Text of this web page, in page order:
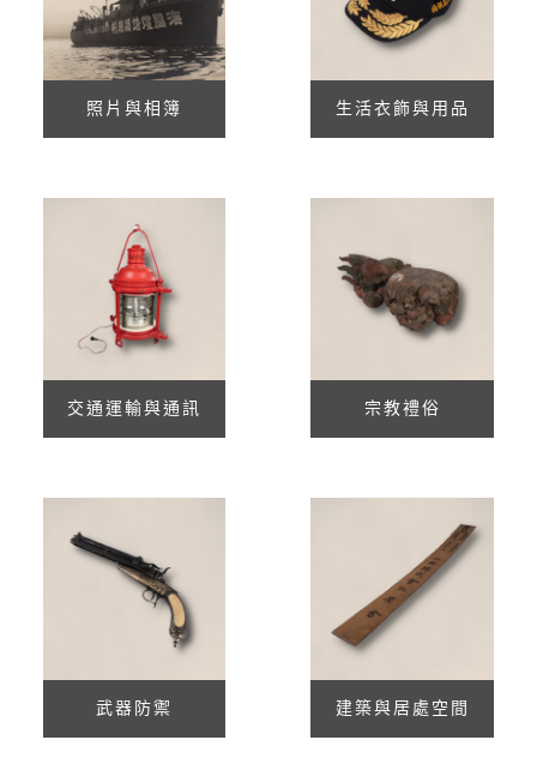
照片與相簿 生活衣飾與用品
交通運輸與通訊 宗教禮俗
武器防禦 建築與居處空間